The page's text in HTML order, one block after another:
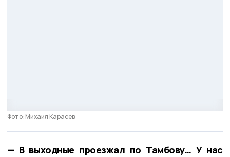
Фото: Михаил Карасев
— В выходные проезжал по Тамбову… У нас